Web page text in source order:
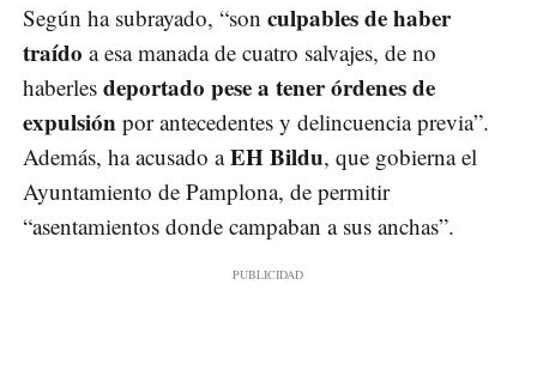
Según ha subrayado, “son culpables de haber
traído a esa manada de cuatro salvajes, de no
haberles deportado pese a tener órdenes de
expulsión por antecedentes y delincuencia previa”.
Además, ha acusado aEH Bildu, que gobierna el
Ayuntamiento de Pamplona, de permitir
“asentamientos donde campaban a sus anchas”.